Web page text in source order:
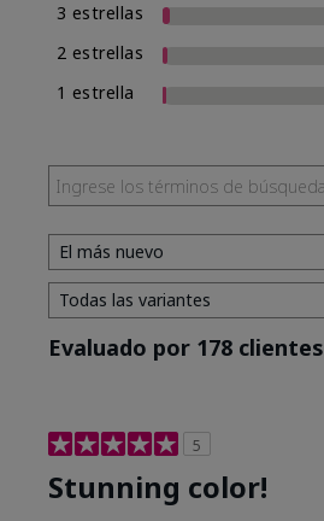
3 estrellas
2 estrellas
1 estrella
Evaluado por 178 clientes
5
Stunning color!